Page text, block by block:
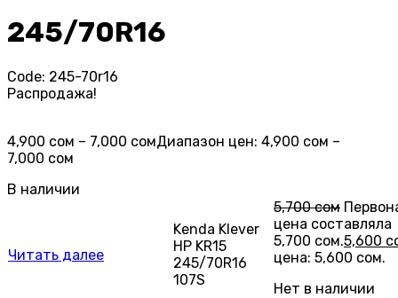
245/70R16
Code: 245-70r16
Распродажа!
4,900 сом – 7,000 сомДиапазон цен: 4,900 сом –
7,000 сом
В наличии
Читать далее
Kenda Klever
HP KR15
245/70R16
107S
5,700сом
цена составляла
5,700 сом.5,600
цена: 5,600 сом.
Нет в наличии